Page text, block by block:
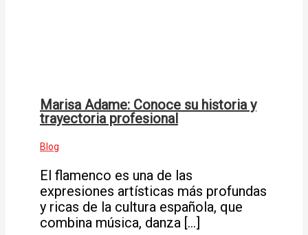
Marisa Adame: Conoce su historia y
trayectoria profesional
Blog
El flamenco es una de las
expresiones artísticas más profundas
y ricas de la cultura española, que
combina música, danza […]